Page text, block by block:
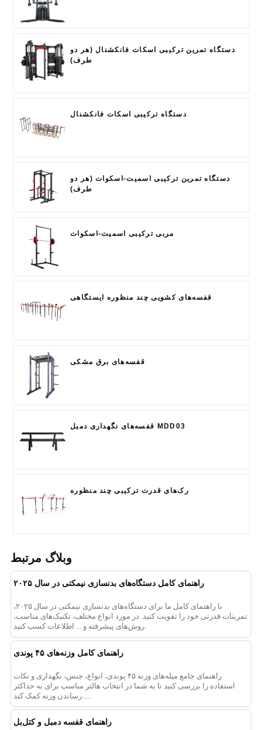
دستگاه تمرین ترکیبی اسکات فانکشنال (هر دو
طرف)
دستگاه ترکیبی اسکات فانکشنال
دستگاه تمرین ترکیبی اسمیت-اسکوات (هر دو
طرف)
مربی ترکیبی اسمیت-اسکوات
قفسه‌های کشویی چند منظوره ایستگاهی
قفسه‌های برق مشکی
قفسه‌های نگهداری دمبل MDD03
رک‌های قدرت ترکیبی چند منظوره
وبلاگ مرتبط
راهنمای کامل دستگاه‌های بدنسازی نیمکتی در سال ۲۰۲۵
با راهنمای کامل ما برای دستگاه‌های بدنسازی نیمکتی در سال ۲۰۲۵،
تمرینات قدرتی خود را تقویت کنید. در مورد انواع مختلف، تکنیک‌های مناسب،
روش‌های پیشرفته و ... اطلاعات کسب کنید.
راهنمای کامل وزنه‌های ۴۵ پوندی
راهنمای جامع میله‌های وزنه ۴۵ پوندی، انواع، جنس، نگهداری و نکات
استفاده را بررسی کنید تا به شما در انتخاب هالتر مناسب برای به حداکثر
راهنمای قفسه دمبل و کتل‌بل